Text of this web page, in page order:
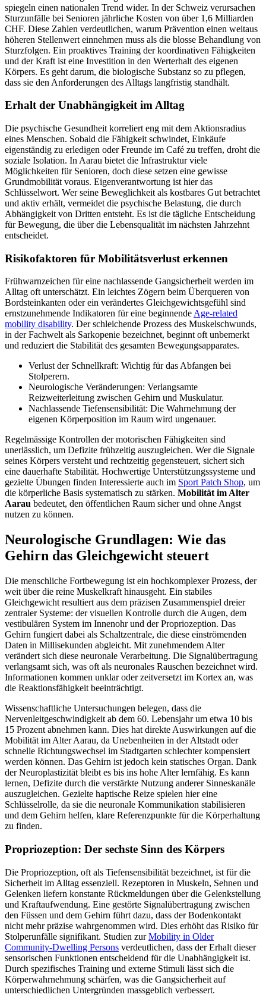
spiegeln einen nationalen Trend wider. In der Schweiz verursachen
Sturzunfälle bei Senioren jährliche Kosten von über 1,6 Milliarden
CHF. Diese Zahlen verdeutlichen, warum Prävention einen weitaus
höheren Stellenwert einnehmen muss als die blosse Behandlung von
Sturzfolgen. Ein proaktives Training der koordinativen Fähigkeiten
und der Kraft ist eine Investition in den Werterhalt des eigenen
Körpers. Es geht darum, die biologische Substanz so zu pflegen,
dass sie den Anforderungen des Alltags langfristig standhält.
Erhalt der Unabhängigkeit im Alltag
Die psychische Gesundheit korreliert eng mit dem Aktionsradius
eines Menschen. Sobald die Fähigkeit schwindet, Einkäufe
eigenständig zu erledigen oder Freunde im Café zu treffen, droht die
soziale Isolation. In Aarau bietet die Infrastruktur viele
Möglichkeiten für Senioren, doch diese setzen eine gewisse
Grundmobilität voraus. Eigenverantwortung ist hier das
Schlüsselwort. Wer seine Beweglichkeit als kostbares Gut betrachtet
und aktiv erhält, vermeidet die psychische Belastung, die durch
Abhängigkeit von Dritten entsteht. Es ist die tägliche Entscheidung
für Bewegung, die über die Lebensqualität im nächsten Jahrzehnt
entscheidet.
Risikofaktoren für Mobilitätsverlust erkennen
Frühwarnzeichen für eine nachlassende Gangsicherheit werden im
Alltag oft unterschätzt. Ein leichtes Zögern beim Überqueren von
Bordsteinkanten oder ein verändertes Gleichgewichtsgefühl sind
ernstzunehmende Indikatoren für eine beginnendeAge-related
mobility disability. Der schleichende Prozess des Muskelschwunds,
in der Fachwelt als Sarkopenie bezeichnet, beginnt oft unbemerkt
und reduziert die Stabilität des gesamten Bewegungsapparates.
Verlust der Schnellkraft: Wichtig für das Abfangen bei
Stolperern.
Neurologische Veränderungen: Verlangsamte
Reizweiterleitung zwischen Gehirn und Muskulatur.
Nachlassende Tiefensensibilität: Die Wahrnehmung der
eigenen Körperposition im Raum wird ungenauer.
Regelmässige Kontrollen der motorischen Fähigkeiten sind
unerlässlich, um Defizite frühzeitig auszugleichen. Wer die Signale
seines Körpers versteht und rechtzeitig gegensteuert, sichert sich
eine dauerhafte Stabilität. Hochwertige Unterstützungssysteme und
gezielte Übungen finden Interessierte auch im Sport Patch Shop, um
die körperliche Basis systematisch zu stärken. Mobilität im Alter
Aarau bedeutet, den öffentlichen Raum sicher und ohne Angst
nutzen zu können.
Neurologische Grundlagen: Wie das
Gehirn das Gleichgewicht steuert
Die menschliche Fortbewegung ist ein hochkomplexer Prozess, der
weit über die reine Muskelkraft hinausgeht. Ein stabiles
Gleichgewicht resultiert aus dem präzisen Zusammenspiel dreier
zentraler Systeme: der visuellen Kontrolle durch die Augen, dem
vestibulären System im Innenohr und der Propriozeption. Das
Gehirn fungiert dabei als Schaltzentrale, die diese einströmenden
Daten in Millisekunden abgleicht. Mit zunehmendem Alter
verändert sich diese neuronale Verarbeitung. Die Signalübertragung
verlangsamt sich, was oft als neuronales Rauschen bezeichnet wird.
Informationen kommen unklar oder zeitversetzt im Kortex an, was
die Reaktionsfähigkeit beeinträchtigt.
Wissenschaftliche Untersuchungen belegen, dass die
Nervenleitgeschwindigkeit ab dem 60. Lebensjahr um etwa 10 bis
15 Prozent abnehmen kann. Dies hat direkte Auswirkungen auf die
Mobilität im Alter Aarau, da Unebenheiten in der Altstadt oder
schnelle Richtungswechsel im Stadtgarten schlechter kompensiert
werden können. Das Gehirn ist jedoch kein statisches Organ. Dank
der Neuroplastizität bleibt es bis ins hohe Alter lernfähig. Es kann
lernen, Defizite durch die verstärkte Nutzung anderer Sinneskanäle
auszugleichen. Gezielte haptische Reize spielen hier eine
Schlüsselrolle, da sie die neuronale Kommunikation stabilisieren
und dem Gehirn helfen, klare Referenzpunkte für die Körperhaltung
zu finden.
Propriozeption: Der sechste Sinn des Körpers
Die Propriozeption, oft als Tiefensensibilität bezeichnet, ist für die
Sicherheit im Alltag essenziell. Rezeptoren in Muskeln, Sehnen und
Gelenken liefern konstante Rückmeldungen über die Gelenkstellung
und Kraftaufwendung. Eine gestörte Signalübertragung zwischen
den Füssen und dem Gehirn führt dazu, dass der Bodenkontakt
nicht mehr präzise wahrgenommen wird. Dies erhöht das Risiko für
Stolperunfälle signifikant. Studien zurMobility in Older
Community-Dwelling Persons verdeutlichen, dass der Erhalt dieser
sensorischen Funktionen entscheidend für die Unabhängigkeit ist.
Durch spezifisches Training und externe Stimuli lässt sich die
Körperwahrnehmung schärfen, was die Gangsicherheit auf
unterschiedlichen Untergründen massgeblich verbessert.